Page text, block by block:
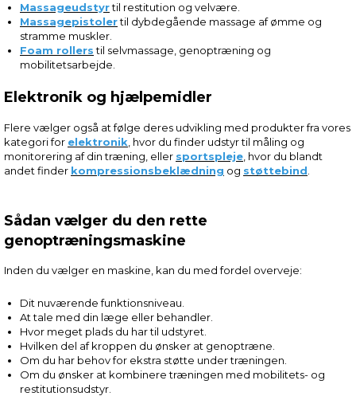
Massageudstyrtil restitution og velvære.
Massagepistolertil dybdegående massage af ømme og
stramme muskler.
Foam rollerstil selvmassage, genoptræning og
mobilitetsarbejde.
Elektronik og hjælpemidler
Flere vælger også at følge deres udvikling med produkter fra vores
kategori for elektronik , hvor du finder udstyr til måling og
monitorering af din træning, eller sportspleje , hvor du blandt
andet finder kompressionsbeklædning og støttebind
Sådan vælger du den rette
genoptræningsmaskine
Inden du vælger en maskine, kan du med fordel overveje:
Dit nuværende funktionsniveau.
At tale med din læge eller behandler.
Hvor meget plads du har til udstyret.
Hvilken del af kroppen du ønsker at genoptræne.
Om du har behov for ekstra støtte under træningen.
Om du ønsker at kombinere træningen med mobilitets- og
restitutionsudstyr.